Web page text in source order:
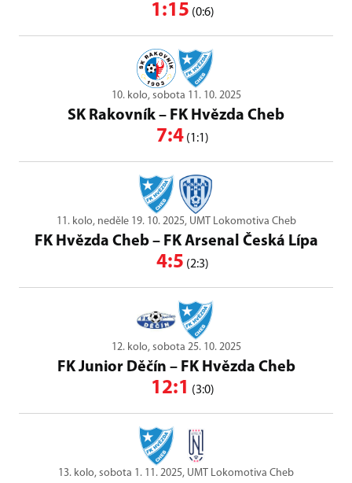
1:15 (0:6)
10. kolo, sobota 11. 10. 2025
SK Rakovník – FK Hvězda Cheb
7:4 (1:1)
11. kolo, neděle 19. 10. 2025, UMT Lokomotiva Cheb
FK Hvězda Cheb– FK Arsenal Česká Lípa
4:5 (2:3)
12. kolo, sobota 25. 10. 2025
FK Junior Děčín – FK Hvězda Cheb
12:1 (3:0)
13. kolo, sobota 1. 11. 2025, UMT Lokomotiva Cheb